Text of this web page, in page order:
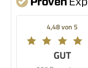
4,48 von 5
GUT